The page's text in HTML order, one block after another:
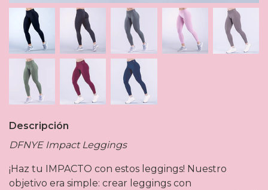
Descripción
DFNYE Impact Leggings
¡Haz tu IMPACTO con estos leggings! Nuestro
objetivo era simple: crear leggings con